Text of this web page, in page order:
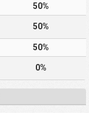
50%
50%
50%
0%